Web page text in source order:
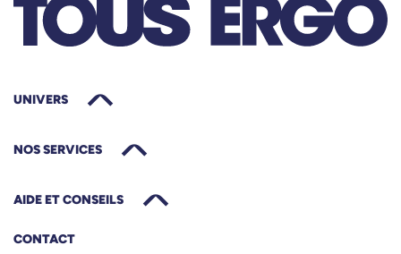
UNIVERS
NOS SERVICES
AIDE ET CONSEILS
CONTACT